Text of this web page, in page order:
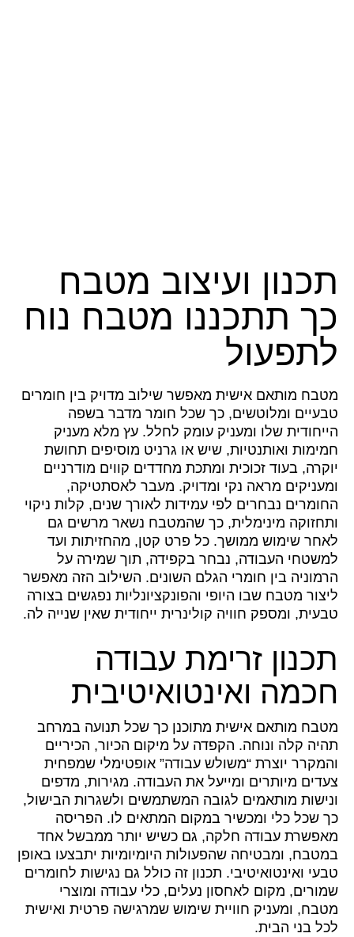
תכנון ועיצוב מטבח
כך תתכננו מטבח נוח
לתפעול
מטבח מותאם אישית מאפשר שילוב מדויק בין חומרים
טבעיים ומלוטשים, כך שכל חומר מדבר בשפה
הייחודית שלו ומעניק עומק לחלל. עץ מלא מעניק
חמימות ואותנטיות, שיש או גרניט מוסיפים תחושת
יוקרה, בעוד זכוכית ומתכת מחדדים קווים מודרניים
ומעניקים מראה נקי ומדויק. מעבר לאסתטיקה,
החומרים נבחרים לפי עמידות לאורך שנים, קלות ניקוי
ותחזוקה מינימלית, כך שהמטבח נשאר מרשים גם
לאחר שימוש ממושך. כל פרט קטן, מהחזיתות ועד
למשטחי העבודה, נבחר בקפידה, תוך שמירה על
הרמוניה בין חומרי הגלם השונים. השילוב הזה מאפשר
ליצור מטבח שבו היופי והפונקציונליות נפגשים בצורה
טבעית, ומספק חוויה קולינרית ייחודית שאין שנייה לה.
תכנון זרימת עבודה
חכמה ואינטואיטיבית
מטבח מותאם אישית מתוכנן כך שכל תנועה במרחב
תהיה קלה ונוחה. הקפדה על מיקום הכיור, הכיריים
והמקרר יוצרת “משולש עבודה” אופטימלי שמפחית
צעדים מיותרים ומייעל את העבודה. מגירות, מדפים
ונישות מותאמים לגובה המשתמשים ולשגרות הבישול,
כך שכל כלי ומכשיר במקום המתאים לו. הפריסה
מאפשרת עבודה חלקה, גם כשיש יותר ממבשל אחד
במטבח, ומבטיחה שהפעולות היומיומיות יתבצעו באופן
טבעי ואינטואיטיבי. תכנון זה כולל גם נגישות לחומרים
שמורים, מקום לאחסון נעלים, כלי עבודה ומוצרי
מטבח, ומעניק חוויית שימוש שמרגישה פרטית ואישית
לכל בני הבית.